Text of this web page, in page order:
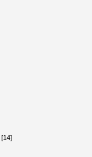
[14]